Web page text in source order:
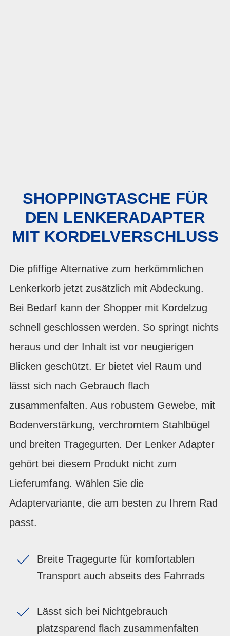
SHOPPINGTASCHE FÜR
DEN LENKERADAPTER
MIT KORDELVERSCHLUSS
Die pfiffige Alternative zum herkömmlichen
Lenkerkorb jetzt zusätzlich mit Abdeckung.
Bei Bedarf kann der Shopper mit Kordelzug
schnell geschlossen werden. So springt nichts
heraus und der Inhalt ist vor neugierigen
Blicken geschützt. Er bietet viel Raum und
lässt sich nach Gebrauch flach
zusammenfalten. Aus robustem Gewebe, mit
Bodenverstärkung, verchromtem Stahlbügel
und breiten Tragegurten. Der Lenker Adapter
gehört bei diesem Produkt nicht zum
Lieferumfang. Wählen Sie die
Adaptervariante, die am besten zu Ihrem Rad
passt.
Breite Tragegurte für komfortablen
Transport auch abseits des Fahrrads
Lässt sich bei Nichtgebrauch
platzsparend flach zusammenfalten